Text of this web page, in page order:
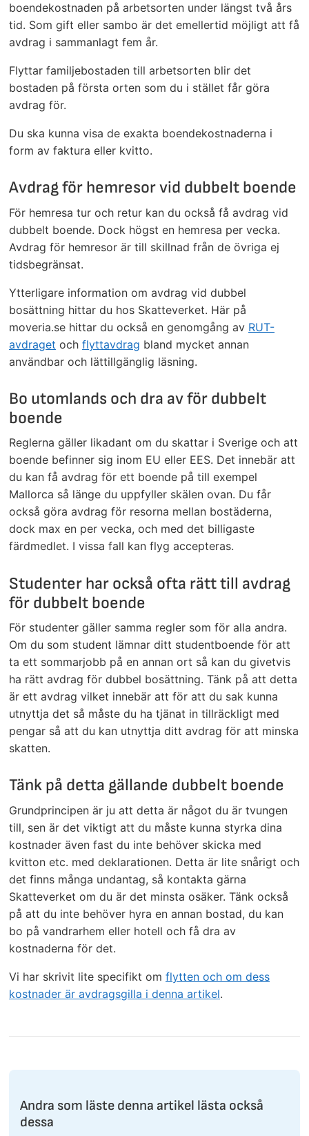
boendekostnaden på arbetsorten under längst två års
tid. Som gift eller sambo är det emellertid möjligt att få
avdrag i sammanlagt fem år.
Flyttar familjebostaden till arbetsorten blir det
bostaden på första orten som du i stället får göra
avdrag för.
Du ska kunna visa de exakta boendekostnaderna i
form av faktura eller kvitto.
Avdrag för hemresor vid dubbelt boende
För hemresa tur och retur kan du också få avdrag vid
dubbelt boende. Dock högst en hemresa per vecka.
Avdrag för hemresor är till skillnad från de övriga ej
tidsbegränsat.
Ytterligare information om avdrag vid dubbel
bosättning hittar du hos Skatteverket. Här på
moveria.se hittar du också en genomgång av RUT-
avdraget och flyttavdrag bland mycket annan
användbar och lättillgänglig läsning.
Bo utomlands och dra av för dubbelt
boende
Reglerna gäller likadant om du skattar i Sverige och att
boende befinner sig inom EU eller EES. Det innebär att
du kan få avdrag för ett boende på till exempel
Mallorca så länge du uppfyller skälen ovan. Du får
också göra avdrag för resorna mellan bostäderna,
dock max en per vecka, och med det billigaste
färdmedlet. I vissa fall kan flyg accepteras.
Studenter har också ofta rätt till avdrag
för dubbelt boende
För studenter gäller samma regler som för alla andra.
Om du som student lämnar ditt studentboende för att
ta ett sommarjobb på en annan ort så kan du givetvis
ha rätt avdrag för dubbel bosättning. Tänk på att detta
är ett avdrag vilket innebär att för att du sak kunna
utnyttja det så måste du ha tjänat in tillräckligt med
pengar så att du kan utnyttja ditt avdrag för att minska
skatten.
Tänk på detta gällande dubbelt boende
Grundprincipen är ju att detta är något du är tvungen
till, sen är det viktigt att du måste kunna styrka dina
kostnader även fast du inte behöver skicka med
kvitton etc. med deklarationen. Detta är lite snårigt och
det finns många undantag, så kontakta gärna
Skatteverket om du är det minsta osäker. Tänk också
på att du inte behöver hyra en annan bostad, du kan
bo på vandrarhem eller hotell och få dra av
kostnaderna för det.
Vi har skrivit lite specifikt om flytten och om dess
kostnader är avdragsgilla i denna artikel.
Andra som läste denna artikel lästa också
dessa